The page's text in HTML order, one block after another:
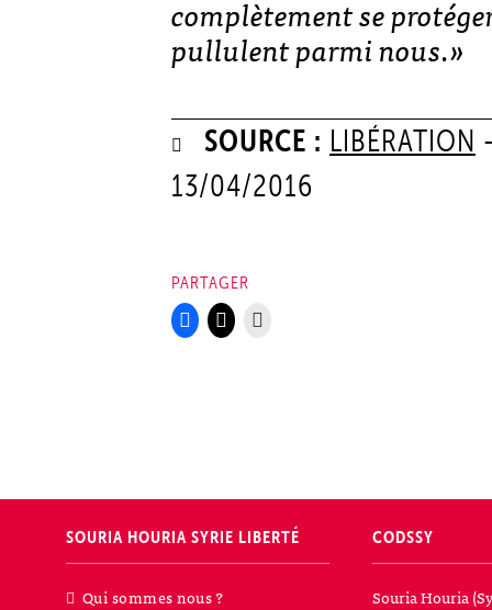
complètement se
pullulent parmi nous.»
SOURCE : LIBÉRATION
13/04/2016
PARTAGER
SOURIA HOURIA SYRIE LIBERTÉ
Qui sommes nous ?
CODSSY
Souria Houria